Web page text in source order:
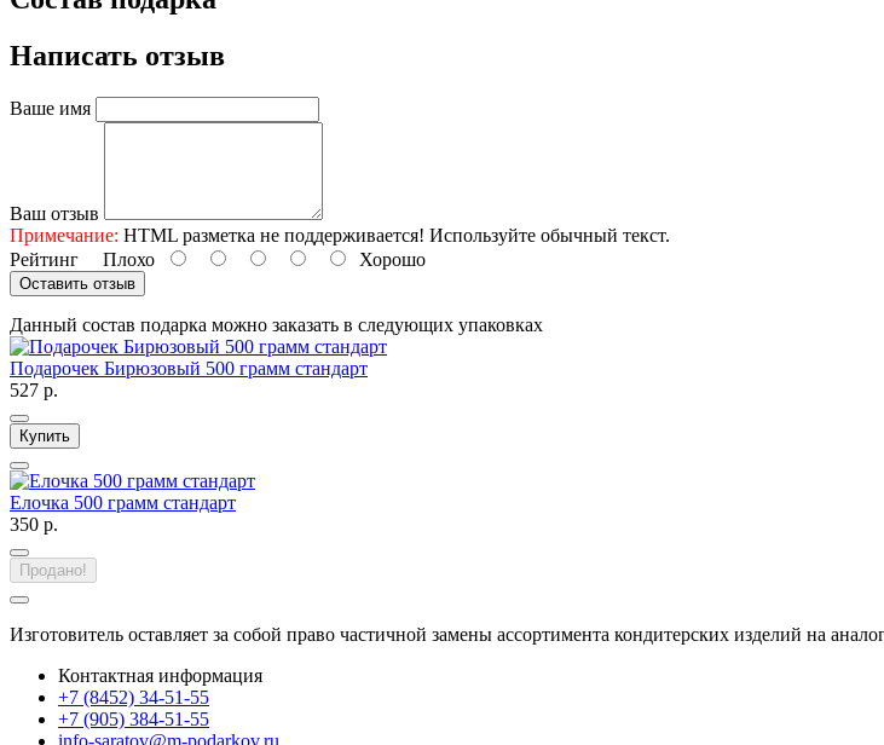
Написать отзыв
Ваше имя
Ваш отзыв
Примечание: HTML разметка не поддерживается! Используйте обычный текст.
Рейтинг Плохо Хорошо
Оставить отзыв
Данный состав подарка можно заказать в следующих упаковках
Подарочек Бирюзовый 500 грамм стандарт
527 р.
Купить
Елочка 500 грамм стандарт
350 р.
Продано!
Изготовитель оставляет за собой право частичной замены ассортимента кондитерских изделий на
Контактная информация
+7 (8452) 34-51-55
+7 (905) 384-51-55